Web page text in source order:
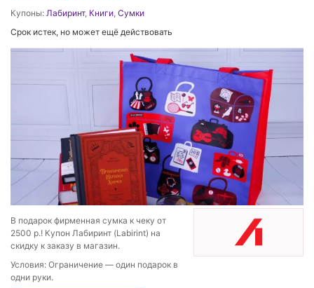
Купоны: Лабиринт, Книги, Сумки
Срок истек, но может ещё действовать
В подарок фирменная сумка к чеку от
2500 р.! Купон Лабиринт (Labirint) на
скидку к заказу в магазин.
Условия: Ограничение — один подарок в
одни руки.